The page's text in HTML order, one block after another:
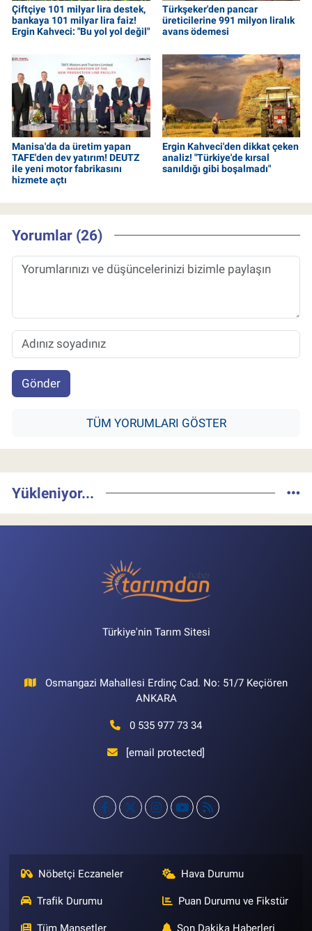
Çiftçiye 101 milyar lira destek,
bankaya 101 milyar lira faiz!
Ergin Kahveci: "Bu yol yol değil"
Türkşeker'den pancar
üreticilerine 991 milyon liralık
avans ödemesi
Manisa'da da üretim yapan
TAFE'den dev yatırım! DEUTZ
ile yeni motor fabrikasını
hizmete açtı
Ergin Kahveci'den dikkat çeken
analiz! "Türkiye'de kırsal
sanıldığı gibi boşalmadı"
Yorumlar (26)
Gönder
TÜM YORUMLARI GÖSTER
Yükleniyor...
Türkiye'nin Tarım Sitesi
Osmangazi Mahallesi Erdinç Cad. No: 51/7 Keçiören
ANKARA
0 535 977 73 34
[email protected]
Nöbetçi Eczaneler Hava Durumu
Trafik Durumu Puan Durumu ve Fikstür
Tüm Manşetler Son Dakika Haberleri